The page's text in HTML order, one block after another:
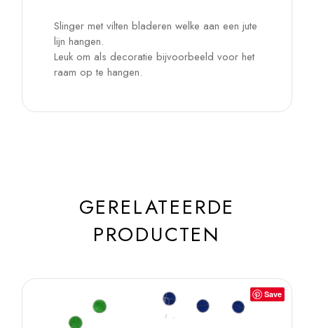
Slinger met vilten bladeren welke aan een jute
lijn hangen.
Leuk om als decoratie bijvoorbeeld voor het
raam op te hangen.
GERELATEERDE
PRODUCTEN
Save